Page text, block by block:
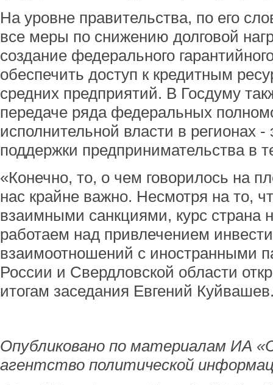
На уровне правительства, по его
все меры по снижению долговой
создание федерального
обеспечить доступ к кредитным
средних предприятий. В Госдуму
передаче ряда федеральных
исполнительной власти в регионах
поддержки предпринимательства в
«Конечно, то, о чем говорилось на
нас крайне важно. Несмотря на то,
взаимными санкциями, курс страна
работаем над привлечением
взаимоотношений с иностранными
России и Свердловской области
итогам заседания Евгений
Опубликовано по материалам ИА
агентство политической